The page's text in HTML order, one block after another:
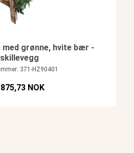
med grønne, hvite bær -
skillevegg
371-HZ90401
NOK